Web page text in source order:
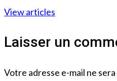
View articles
Laisser un
Votre adresse e-mail ne